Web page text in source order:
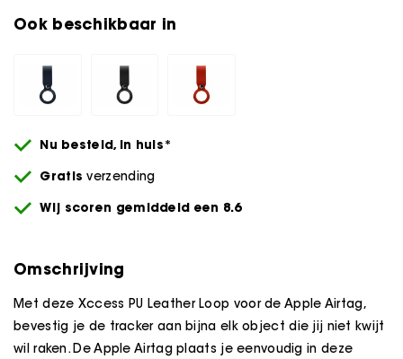
Ook beschikbaar in
Nu besteld, in huis*
Gratis verzending
Wij scoren gemiddeld een 8.6
Omschrijving
Met deze Xccess PU Leather Loop voor de Apple Airtag,
bevestig je de tracker aan bijna elk object die jij niet kwijt
wil raken. De Apple Airtag plaats je eenvoudig in deze